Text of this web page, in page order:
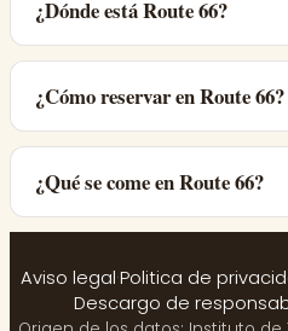
¿Dónde está Route 66?
¿Cómo reservar en Route 66?
¿Qué se come en Route 66?
Aviso legal·Politica de
Descargo de